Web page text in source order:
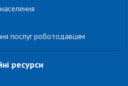
послуг роботодавцям
ресурси